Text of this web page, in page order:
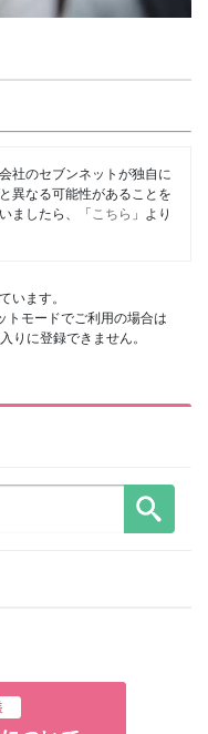
社のセブンネットが独自に
異なる可能性があることを
ましたら、「 こちら 」より
います。
トモードでご利用の場合は
りに登録できません。